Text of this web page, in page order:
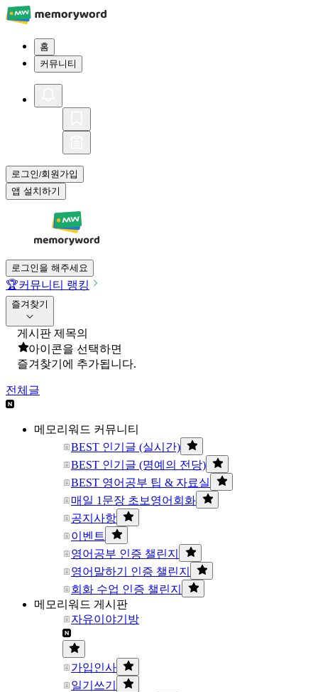
홈
커뮤니티
로그인/회원가입
앱 설치하기
로그인을 해주세요
🏆커뮤니티 랭킹
즐겨찾기
게시판 제목의
아이콘을 선택하면
즐겨찾기에 추가됩니다.
전체글
메모리워드 커뮤니티
BEST 인기글 (실시간)
BEST 인기글 (명예의 전당)
BEST 영어공부 팁 & 자료실
매일 1문장 초보영어회화
공지사항
이벤트
영어공부 인증 챌린지
영어말하기 인증 챌린지
회화 수업 인증 챌린지
메모리워드 게시판
자유이야기방
가입인사
일기쓰기